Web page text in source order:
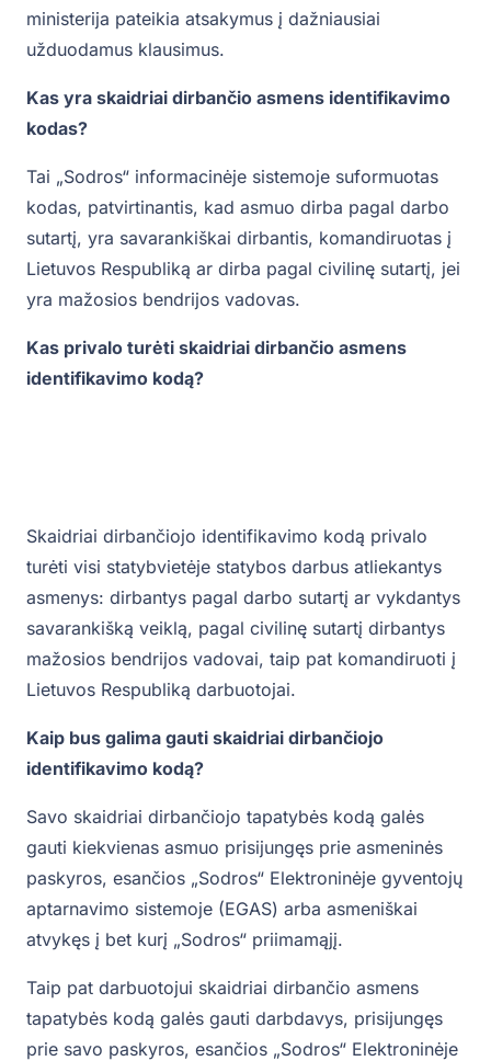
ministerija pateikia atsakymus į dažniausiai
užduodamus klausimus.
Kas yra skaidriai dirbančio asmens identifikavimo
kodas?
Tai „Sodros“ informacinėje sistemoje suformuotas
kodas, patvirtinantis, kad asmuo dirba pagal darbo
sutartį, yra savarankiškai dirbantis, komandiruotas į
Lietuvos Respubliką ar dirba pagal civilinę sutartį, jei
yra mažosios bendrijos vadovas.
Kas privalo turėti skaidriai dirbančio asmens
identifikavimo kodą?
Skaidriai dirbančiojo identifikavimo kodą privalo
turėti visi statybvietėje statybos darbus atliekantys
asmenys: dirbantys pagal darbo sutartį ar vykdantys
savarankišką veiklą, pagal civilinę sutartį dirbantys
mažosios bendrijos vadovai, taip pat komandiruoti į
Lietuvos Respubliką darbuotojai.
Kaip bus galima gauti skaidriai dirbančiojo
identifikavimo kodą?
Savo skaidriai dirbančiojo tapatybės kodą galės
gauti kiekvienas asmuo prisijungęs prie asmeninės
paskyros, esančios „Sodros“ Elektroninėje gyventojų
aptarnavimo sistemoje (EGAS) arba asmeniškai
atvykęs į bet kurį „Sodros“ priimamąjį.
Taip pat darbuotojui skaidriai dirbančio asmens
tapatybės kodą galės gauti darbdavys, prisijungęs
prie savo paskyros, esančios „Sodros“ Elektroninėje